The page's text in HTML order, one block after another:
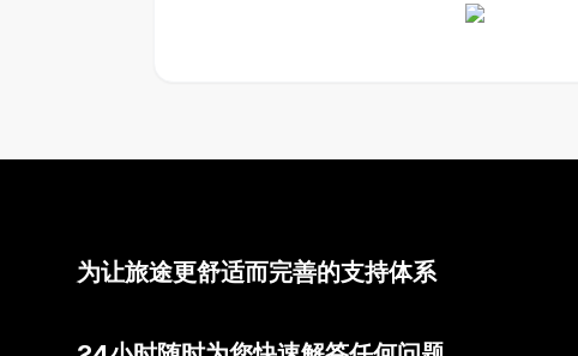
为让旅途更舒适而完善的支持体系